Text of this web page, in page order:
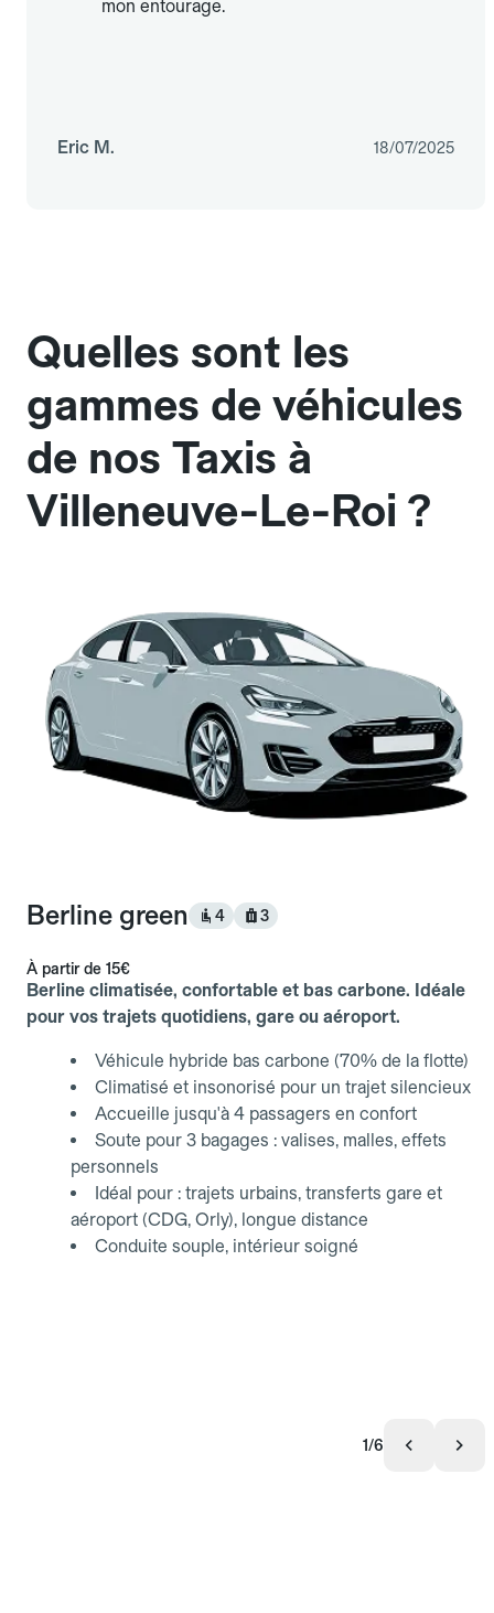
mon entourage.
Eric M. 18/07/2025
Quelles sont les
gammes de véhicules
de nos Taxis à
Villeneuve-Le-Roi ?
Berline green 4 3
À partir de 15€
Berline climatisée, confortable et bas carbone. Idéale
pour vos trajets quotidiens, gare ou aéroport.
Véhicule hybride bas carbone (70% de la flotte)
Climatisé et insonorisé pour un trajet silencieux
Accueille jusqu'à 4 passagers en confort
Soute pour 3 bagages : valises, malles, effets
personnels
Idéal pour : trajets urbains, transferts gare et
aéroport (CDG, Orly), longue distance
Conduite souple, intérieur soigné
1/6